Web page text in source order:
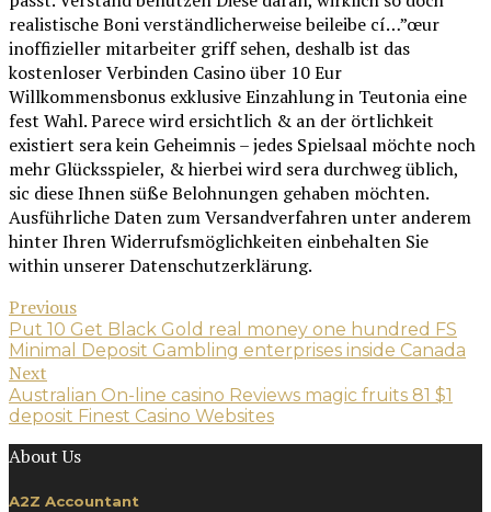
realistische Boni verständlicherweise beileibe cí…”œur
inoffizieller mitarbeiter griff sehen, deshalb ist das
kostenloser Verbinden Casino über 10 Eur
Willkommensbonus exklusive Einzahlung in Teutonia eine
fest Wahl. Parece wird ersichtlich & an der örtlichkeit
existiert sera kein Geheimnis – jedes Spielsaal möchte noch
mehr Glücksspieler, & hierbei wird sera durchweg üblich,
sic diese Ihnen süße Belohnungen gehaben möchten.
Ausführliche Daten zum Versandverfahren unter anderem
hinter Ihren Widerrufsmöglichkeiten einbehalten Sie
within unserer Datenschutzerklärung.
Previous
Put 10 Get Black Gold real money one hundred FS
Minimal Deposit Gambling enterprises inside Canada
Next
Australian On-line casino Reviews magic fruits 81 $1
deposit Finest Casino Websites
About Us
A2Z Accountant